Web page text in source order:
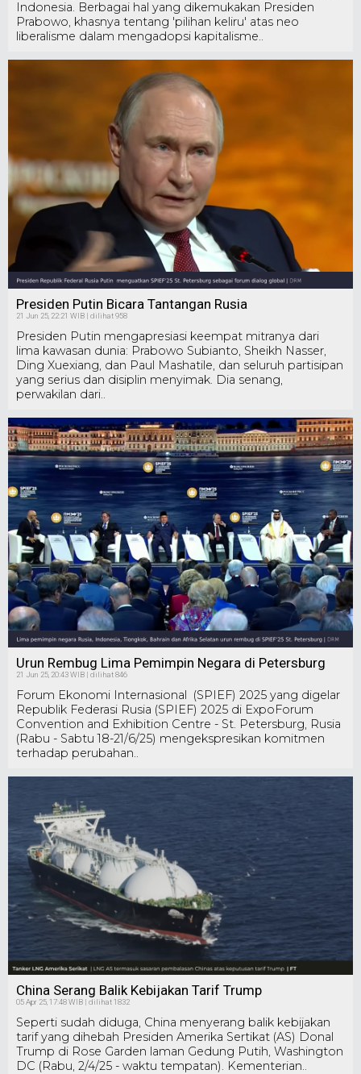
Indonesia. Berbagai hal yang dikemukakan Presiden
Prabowo, khasnya tentang 'pilihan keliru' atas neo
liberalisme dalam mengadopsi kapitalisme..
Presiden Putin Bicara Tantangan Rusia
21 Jun 25, 22:21 WIB | dilihat 958
Presiden Putin mengapresiasi keempat mitranya dari
lima kawasan dunia: Prabowo Subianto, Sheikh Nasser,
Ding Xuexiang, dan Paul Mashatile, dan seluruh partisipan
yang serius dan disiplin menyimak. Dia senang,
perwakilan dari..
Urun Rembug Lima Pemimpin Negara di Petersburg
21 Jun 25, 20:43 WIB | dilihat 846
Forum Ekonomi Internasional (SPIEF) 2025 yang digelar
Republik Federasi Rusia (SPIEF) 2025 di ExpoForum
Convention and Exhibition Centre - St. Petersburg, Rusia
(Rabu - Sabtu 18-21/6/25) mengekspresikan komitmen
terhadap perubahan..
China Serang Balik Kebijakan Tarif Trump
05 Apr 25, 17:48 WIB | dilihat 1832
Seperti sudah diduga, China menyerang balik kebijakan
tarif yang dihebah Presiden Amerika Sertikat (AS) Donal
Trump di Rose Garden laman Gedung Putih, Washington
DC (Rabu, 2/4/25 - waktu tempatan). Kementerian..